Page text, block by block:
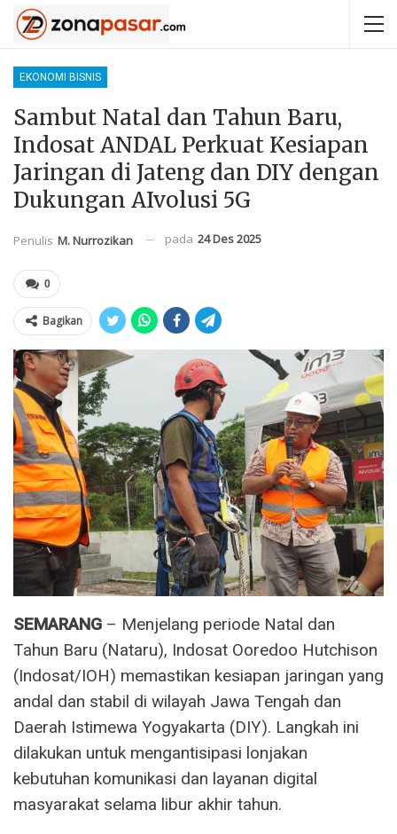
EKONOMI BISNIS
Sambut Natal dan Tahun Baru,
Indosat ANDAL Perkuat Kesiapan
Jaringan di Jateng dan DIY dengan
Dukungan AIvolusi 5G
Penulis M. Nurrozikan pada 24 Des 2025
0
Bagikan
SEMARANG – Menjelang periode Natal dan
Tahun Baru (Nataru), Indosat Ooredoo Hutchison
(Indosat/IOH) memastikan kesiapan jaringan yang
andal dan stabil di wilayah Jawa Tengah dan
Daerah Istimewa Yogyakarta (DIY). Langkah ini
dilakukan untuk mengantisipasi lonjakan
kebutuhan komunikasi dan layanan digital
masyarakat selama libur akhir tahun.